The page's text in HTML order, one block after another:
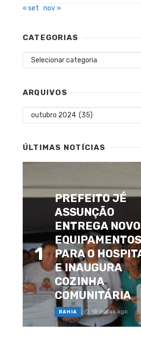
« set nov »
CATEGORIAS
Categorias
ARQUIVOS
Arquivos
ÚLTIMAS NOTÍCIAS
1
PREFEITO JÉ
ASSUNÇÃO
ENTREGA
EQUIPAMENTOS
PARA O
E INAUGURA
COZINHA
COMUNITÁRIA
BAHIA 18 horas ago